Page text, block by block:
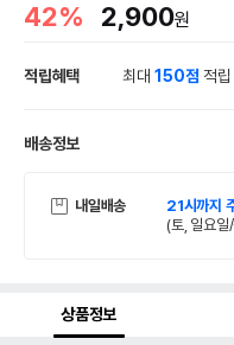
42% 2,900원
적립혜택 최대150점 적립
배송정보
내일배송 21시까지
(토, 일요일
상품정보